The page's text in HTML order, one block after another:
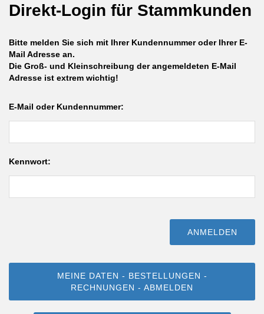
Direkt-Login für Stammkunden
Bitte melden Sie sich mit Ihrer Kundennummer oder Ihrer E-
Mail Adresse an.
Die Groß- und Kleinschreibung der angemeldeten E-Mail
Adresse ist extrem wichtig!
E-Mail oder Kundennummer:
Kennwort:
MEINE DATEN - BESTELLUNGEN -
RECHNUNGEN - ABMELDEN